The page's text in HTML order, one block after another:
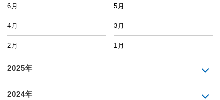
6月 5月
4月 3月
2月 1月
2025年
2024年